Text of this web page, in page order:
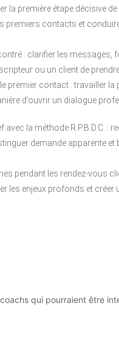
la première étape décisive
premiers contacts et
: clarifier les
ou un client de
premier contact : travailler la
d’ouvrir un dialogue
avec la méthode R.P.B.D.C. :
demande apparente et
pendant les rendez-vous
les enjeux profonds et
qui pourraient être